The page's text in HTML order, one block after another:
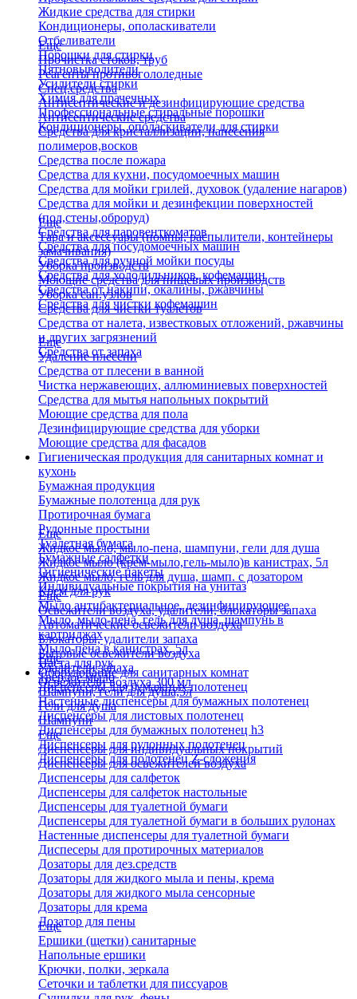
Жидкие средства для стирки
Кондиционеры, ополаскиватели
Отбеливатели
Порошки для стирки
Пятновыводители
Усилители стирки
Химия для прачечных
Профессиональные стиральные порошки
Кондиционеры, ополаскиватели для стирки
Еще
Прочистка стоков, труб
Реагенты противогололедные
Спец.средства
Антисептические и дезинфицирующие средства
Антисептические средства
Средства для кристаллизации, нанесения
полимеров,восков
Средства после пожара
Средства для кухни, посудомоечных машин
Средства для мойки грилей, духовок (удаление нагаров)
Средства для мойки и дезинфекции поверхностей
(пол,стены,оброруд)
Средства для паровенткоматов
Средства для посудомоечных машин
Средства для ручной мойки посуды
Средства для холодильников, кофемашин
Средства от накипи, окалины, ржавчины
Средства для чистки кофемашин
Еще
Тара и аксессуары (помпы, распылители, контейнеры
замачивания)
Уборка производств
Моющие средства для пищевых производств
Уборка сан.узлов
Средства для чистки туалетов
Средства от налета, известковых отложений, ржавчины
и других загрязнений
Средства от запаха
Еще
Удаление плесени
Средства от плесени в ванной
Чистка нержавеющих, аллюминиевых поверхностей
Средства для мытья напольных покрытий
Моющие средства для пола
Дезинфицирующие средства для уборки
Моющие средства для фасадов
Гигиеническая продукция для санитарных комнат и
кухонь
Бумажная продукция
Бумажные полотенца для рук
Протирочная бумага
Рулонные простыни
Туалетная бумага
Бумажные салфетки
Гигиенические пакеты
Индивидуальные покрытия на унитаз
Еще
Жидкое мыло, мыло-пена, шампуни, гели для душа
Жидкое мыло (крем-мыло,гель-мыло)в канистрах, 5л
Жидкое мыло, гель для душа, шамп. с дозатором
Крем для рук
Мыло антибактериальное, дезинфицирующее
Мыло, мыло-пена, гель для душа, шампунь в
картриджах
Мыло-пена в канистрах, 5л
Паста для рук
Твердое мыло
Шампуни, гели для душа,5л
Гели для душа
Шампуни
Еще
Освежители воздуха, удалители, блокаторы запаха
Автоматические освежители воздуха
Блокаторы, удалители запаха
Бытовые освежители воздуха
Удалители запаха
Освежители воздуха 300 мл
Еще
Оборудование для санитарных комнат
Диспенсеры для бумажных полотенец
Настенные диспенсеры для бумажных полотенец
Диспенсеры для листовых полотенец
Диспенсеры для бумажных полотенец h3
Диспенсеры для рулонных полотенец
Диспенсеры для полотенец Z-сложения
Еще
Диспенсеры для индивидуальных покрытий
Диспенсеры для освежителей воздуха
Диспенсеры для салфеток
Диспенсеры для салфеток настольные
Диспенсеры для туалетной бумаги
Диспенсеры для туалетной бумаги в больших рулонах
Настенные диспенсеры для туалетной бумаги
Диспесеры для протирочных материалов
Дозаторы для дез.средств
Дозаторы для жидкого мыла и пены, крема
Дозаторы для жидкого мыла сенсорные
Дозаторы для крема
Дозатор для пены
Еще
Ершики (щетки) санитарные
Напольные ершики
Крючки, полки, зеркала
Сеточки и таблетки для писсуаров